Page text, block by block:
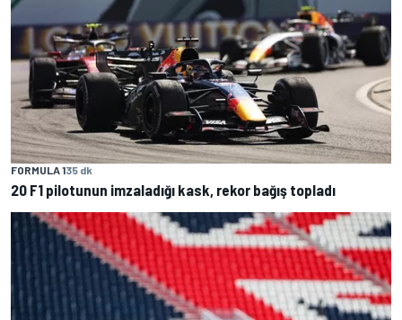
FORMULA 135 dk
20 F1 pilotunun imzaladığı kask, rekor bağış topladı